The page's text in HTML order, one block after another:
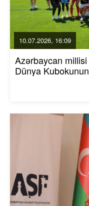
10.07.2026, 16:09
Azərbaycan
Dünya